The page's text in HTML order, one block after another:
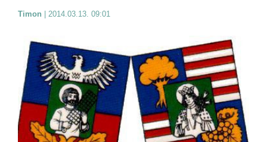
Timon 2014.03.13. 09:01